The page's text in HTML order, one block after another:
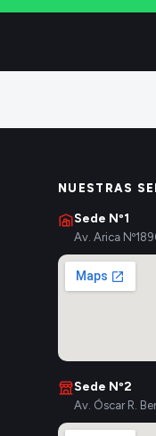
NUESTRAS
Sede Nº1
Av. Arica
Sede Nº2
Av. Óscar R.